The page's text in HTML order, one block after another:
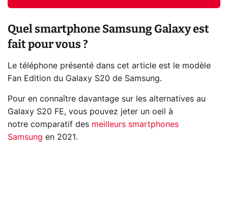
Quel smartphone Samsung Galaxy est
fait pour vous ?
Le téléphone présenté dans cet article est le modèle
Fan Edition du Galaxy S20 de Samsung.
Pour en connaître davantage sur les alternatives au
Galaxy S20 FE, vous pouvez jeter un oeil à
notre comparatif des meilleurs smartphones
Samsung en 2021.